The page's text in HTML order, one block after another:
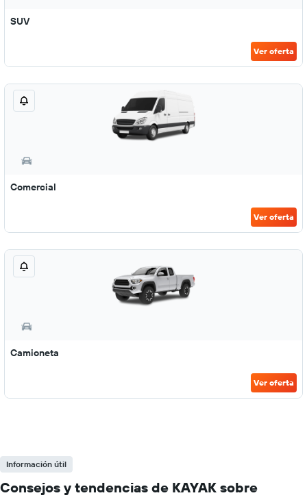
SUV
Ver oferta
Comercial
Ver oferta
Camioneta
Ver oferta
Información útil
Consejos y tendencias de KAYAK sobre